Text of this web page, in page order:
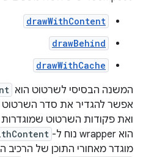
drawWithContent
drawBehind
drawWithCache
המשנה הבסיסי לשרטוט הוא
ואת פקודות השרטוט
הוא wrapper נוח ל-
מוגדר מאחורי התוכן של הרכיב